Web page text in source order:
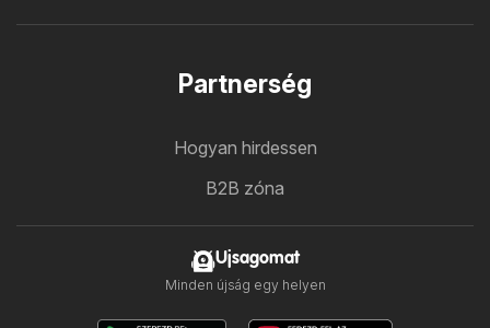
Partnerség
Hogyan hirdessen
B2B zóna
Ujsagomat
Minden újság egy helyen